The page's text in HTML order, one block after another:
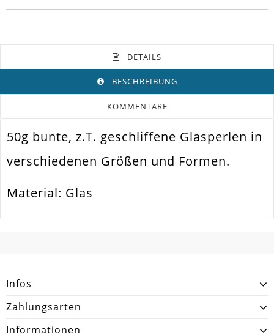
DETAILS
BESCHREIBUNG
KOMMENTARE
Farbe Bunter Mix / Mehrfarbig
Funktion Schmuckperle
Spezifikation
Universell Einsetzbar
Innendurchmesser
Material
Form / Motiv
50g bunte, z.T. geschliffene Glasperlen in
verschiedenen Größen und Formen.
Material: Glas
Infos
Zahlungsarten
Informationen